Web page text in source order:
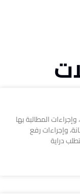
المطالبة بها
وإجراءات رفع
دراية